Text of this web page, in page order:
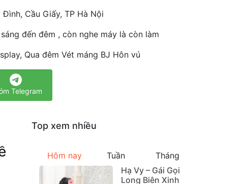
Đình, Cầu Giấy, TP Hà Nội
đến đêm , còn nghe máy là còn làm
Qua đêm Vét máng BJ Hôn vú
Telegram
Top xem nhiều
Hôm nay Tuần
Tháng
Hạ Vy – Gái Gọi
Long Biên Xinh